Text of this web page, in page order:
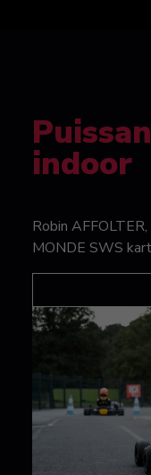
indoor
Robin
MONDE SWS